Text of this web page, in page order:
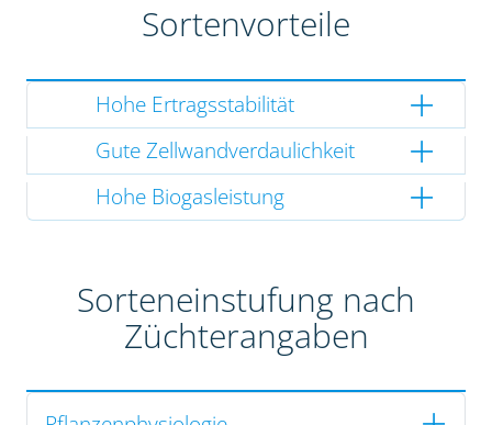
Sortenvorteile
Hohe Ertragsstabilität
Gute Zellwandverdaulichkeit
Hohe Biogasleistung
Sorteneinstufung nach
Züchterangaben